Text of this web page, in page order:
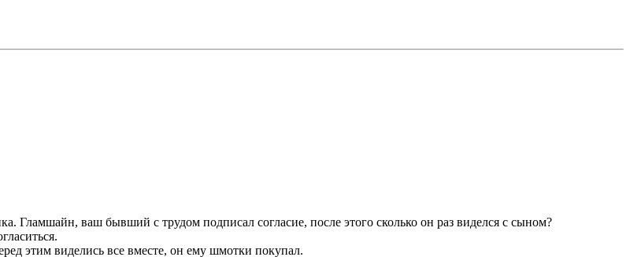
Гламшайн, ваш бывший с трудом подписал согласие, после этого сколько он раз виделся с сыном?
этим виделись все вместе, он ему шмотки покупал.